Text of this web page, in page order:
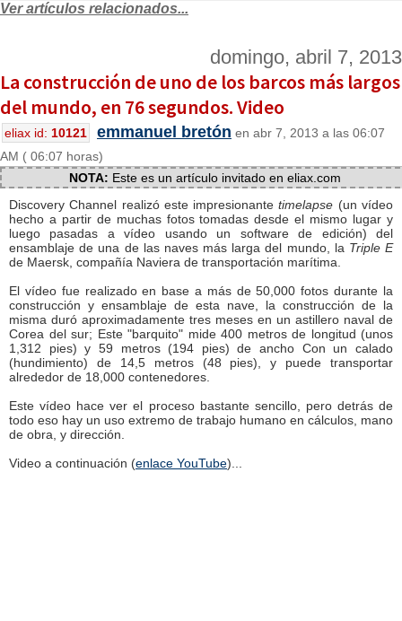
Ver artículos relacionados...
domingo, abril 7, 2013
La construcción de uno de los barcos más largos
del mundo, en 76 segundos. Video
eliax id: 10121 emmanuel bretón en abr 7, 2013 a las 06:07
AM ( 06:07 horas)
NOTA: Este es un artículo invitado en eliax.com
Discovery Channel realizó este impresionantetimelapse (un vídeo
hecho a partir de muchas fotos tomadas desde el mismo lugar y
luego pasadas a vídeo usando un software de edición) del
ensamblaje de una de las naves más larga del mundo, la Triple E
de Maersk, compañía Naviera de transportación marítima.
El vídeo fue realizado en base a más de 50,000 fotos durante la
construcción y ensamblaje de esta nave, la construcción de la
misma duró aproximadamente tres meses en un astillero naval de
Corea del sur; Este "barquito" mide 400 metros de longitud (unos
1,312 pies) y 59 metros (194 pies) de ancho Con un calado
(hundimiento) de 14,5 metros (48 pies), y puede transportar
alrededor de 18,000 contenedores.
Este vídeo hace ver el proceso bastante sencillo, pero detrás de
todo eso hay un uso extremo de trabajo humano en cálculos, mano
de obra, y dirección.
Video a continuación (enlace YouTube)...